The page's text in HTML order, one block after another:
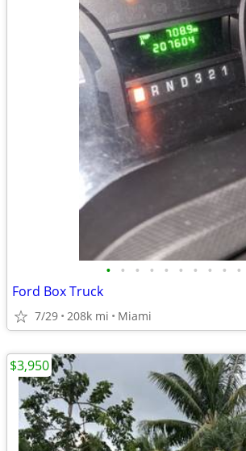
• • • • • • • • • •
Ford Box Truck
7/29 208k mi Miami
$3,950